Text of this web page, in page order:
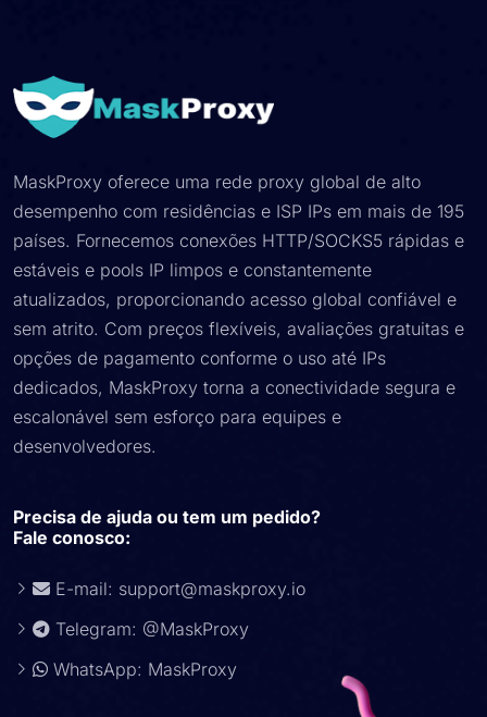
MaskProxy oferece uma rede proxy global de alto
desempenho com residências e ISP IPs em mais de 195
países. Fornecemos conexões HTTP/SOCKS5 rápidas e
estáveis ​​e pools IP limpos e constantemente
atualizados, proporcionando acesso global confiável e
sem atrito. Com preços flexíveis, avaliações gratuitas e
opções de pagamento conforme o uso até IPs
dedicados, MaskProxy torna a conectividade segura e
escalonável sem esforço para equipes e
desenvolvedores.
Precisa de ajuda ou tem um pedido?
Fale conosco:
E-mail: support@maskproxy.io
Telegram: @MaskProxy
WhatsApp: MaskProxy